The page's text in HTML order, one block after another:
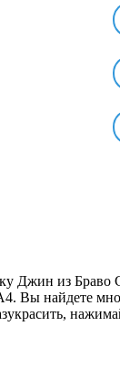
Джин из
Вы найдете